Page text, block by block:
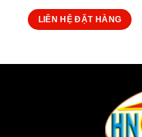
LIÊN HỆ ĐẶT HÀNG